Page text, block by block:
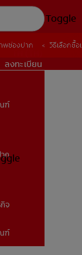
Toggle
ลงทะเบียน
ฑ์
ก
จ
ฑ์
พช่องปาก วิธีเลือกซื้
ฟ้า